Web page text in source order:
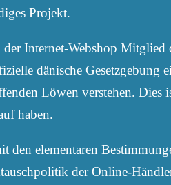
Projekt.
Internet-Webshop Mitglied
dänische Gesetzgebung
Löwen verstehen. Dies
haben.
den elementaren
der Online-